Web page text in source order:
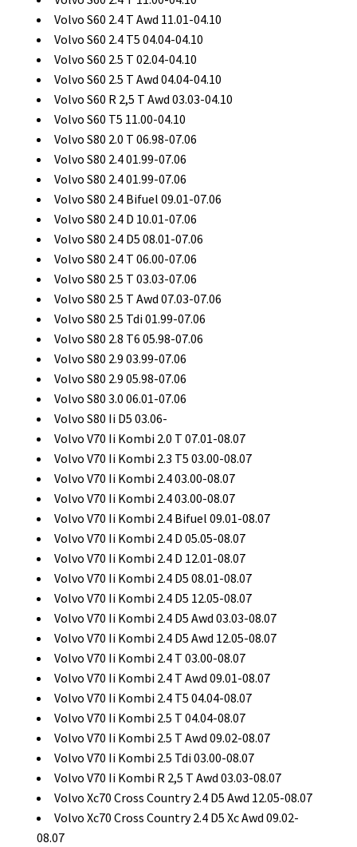
Volvo S60 2.4 T Awd 11.01-04.10
Volvo S60 2.4 T5 04.04-04.10
Volvo S60 2.5 T 02.04-04.10
Volvo S60 2.5 T Awd 04.04-04.10
Volvo S60 R 2,5 T Awd 03.03-04.10
Volvo S60 T5 11.00-04.10
Volvo S80 2.0 T 06.98-07.06
Volvo S80 2.4 01.99-07.06
Volvo S80 2.4 01.99-07.06
Volvo S80 2.4 Bifuel 09.01-07.06
Volvo S80 2.4 D 10.01-07.06
Volvo S80 2.4 D5 08.01-07.06
Volvo S80 2.4 T 06.00-07.06
Volvo S80 2.5 T 03.03-07.06
Volvo S80 2.5 T Awd 07.03-07.06
Volvo S80 2.5 Tdi 01.99-07.06
Volvo S80 2.8 T6 05.98-07.06
Volvo S80 2.9 03.99-07.06
Volvo S80 2.9 05.98-07.06
Volvo S80 3.0 06.01-07.06
Volvo S80 Ii D5 03.06-
Volvo V70 Ii Kombi 2.0 T 07.01-08.07
Volvo V70 Ii Kombi 2.3 T5 03.00-08.07
Volvo V70 Ii Kombi 2.4 03.00-08.07
Volvo V70 Ii Kombi 2.4 03.00-08.07
Volvo V70 Ii Kombi 2.4 Bifuel 09.01-08.07
Volvo V70 Ii Kombi 2.4 D 05.05-08.07
Volvo V70 Ii Kombi 2.4 D 12.01-08.07
Volvo V70 Ii Kombi 2.4 D5 08.01-08.07
Volvo V70 Ii Kombi 2.4 D5 12.05-08.07
Volvo V70 Ii Kombi 2.4 D5 Awd 03.03-08.07
Volvo V70 Ii Kombi 2.4 D5 Awd 12.05-08.07
Volvo V70 Ii Kombi 2.4 T 03.00-08.07
Volvo V70 Ii Kombi 2.4 T Awd 09.01-08.07
Volvo V70 Ii Kombi 2.4 T5 04.04-08.07
Volvo V70 Ii Kombi 2.5 T 04.04-08.07
Volvo V70 Ii Kombi 2.5 T Awd 09.02-08.07
Volvo V70 Ii Kombi 2.5 Tdi 03.00-08.07
Volvo V70 Ii Kombi R 2,5 T Awd 03.03-08.07
Volvo Xc70 Cross Country 2.4 D5 Awd 12.05-08.07
Volvo Xc70 Cross Country 2.4 D5 Xc Awd 09.02-
08.07